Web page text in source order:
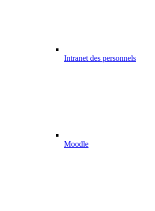
Intranet des personnels
Moodle